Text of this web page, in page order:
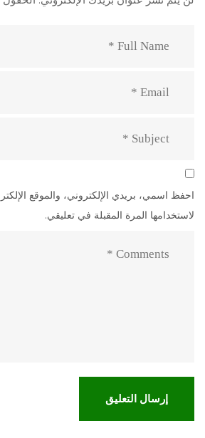
احفظ اسمي، بريدي الإلكتروني، والموقع
لاستخدامها المرة المقبلة في تعليقي.